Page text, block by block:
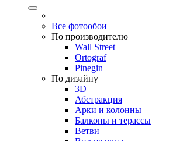
Все фотообои
По производителю
Wall Street
Ortograf
Pinegin
По дизайну
3D
Абстракция
Арки и колонны
Балконы и терассы
Ветви